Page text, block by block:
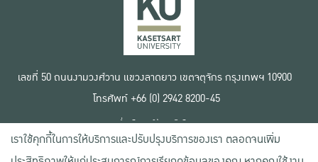
เลขที่ 50 ถนนงามวงศ์วาน แขวงลาดยาว เขตจตุจักร กรุงเทพฯ 10900
โทรศัพท์ +66 (0) 2942 8200-45
เงื่อนไขการใช้งานเว็บไซต์
ข้อตกลงด้านสิทธิ์ใช้งาน
นโยบายความเป็นส่วนตัว
เราใช้คุกกี้ในการให้บริการและปรับปรุงบริการของเรา ตลอดจนเพิ่ม